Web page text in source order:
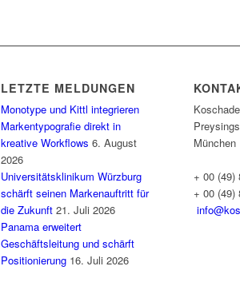
LETZTE MELDUNGEN
Monotype und Kittl integrieren
Markentypografie direkt in
kreative Workflows 6. August
2026
Universitätsklinikum Würzburg
schärft seinen Markenauftritt für
die Zukunft 21. Juli 2026
Panama erweitert
Geschäftsleitung und schärft
Positionierung 16. Juli 2026
München
+ 00 (49)
+ 00 (49)